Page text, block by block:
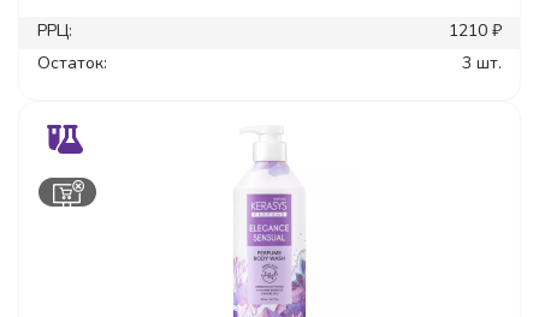
РРЦ:
1210 ₽
Остаток:
3 шт.